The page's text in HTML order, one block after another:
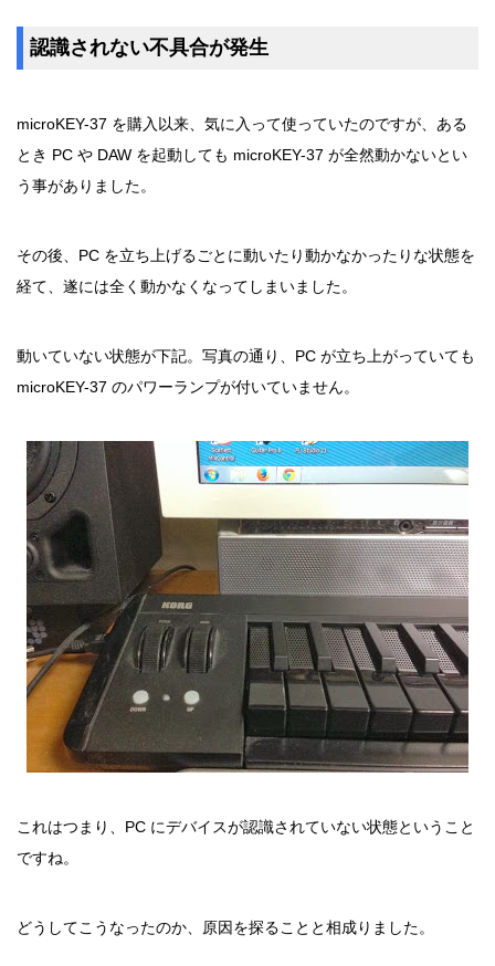
認識されない不具合が発生
microKEY-37 を購入以来、気に入って使っていたのですが、ある
とき PC や DAW を起動しても microKEY-37 が全然動かないとい
う事がありました。
その後、PC を立ち上げるごとに動いたり動かなかったりな状態を
経て、遂には全く動かなくなってしまいました。
動いていない状態が下記。写真の通り、PC が立ち上がっていても
microKEY-37 のパワーランプが付いていません。
これはつまり、PC にデバイスが認識されていない状態ということ
ですね。
どうしてこうなったのか、原因を探ることと相成りました。